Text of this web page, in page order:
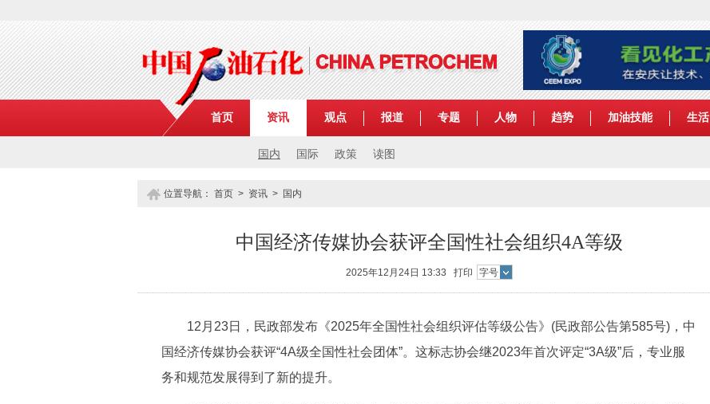
首页 资讯
国内 国际 政策 读图
观点 报道 专题 人物 趋势 加油技能 生活
位置导航： 首页 > 资讯 > 国内
中国经济传媒协会获评全国性社会组织4A等级
2025年12月24日 13:33 打印 字号
12月23日，民政部发布《2025年全国性社会组织评估等级公告》(民政部公告第585号)，中
国经济传媒协会获评“4A级全国性社会团体”。这标志协会继2023年首次评定“3A级”后，专业服
务和规范发展得到了新的提升。